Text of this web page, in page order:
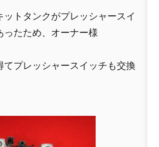
ットタンクがプレッシャースイ
ったため、オーナー様
てプレッシャースイッチも交換